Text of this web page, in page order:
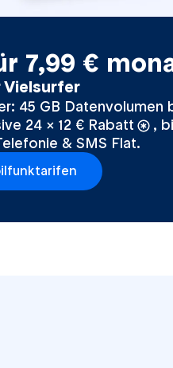
7,99 €
Vielsurfer
45 GB Datenvolumen
24 × 12 € Rabatt
,
& SMS Flat.